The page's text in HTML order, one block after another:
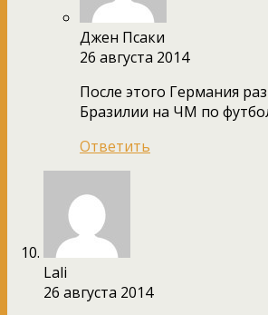
Джен Псаки
26 августа 2014
После этого Германия
Бразилии на ЧМ по
Ответить
Lali
26 августа 2014